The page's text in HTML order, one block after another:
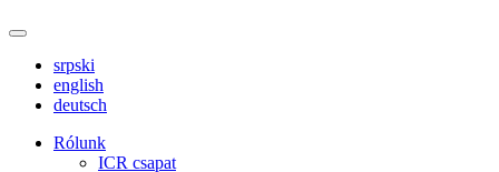
srpski
english
deutsch
Rólunk
ICR csapat